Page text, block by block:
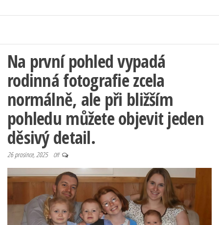
Na první pohled vypadá
rodinná fotografie zcela
normálně, ale při bližším
pohledu můžete objevit jeden
děsivý detail.
26 prosince, 2025 Off